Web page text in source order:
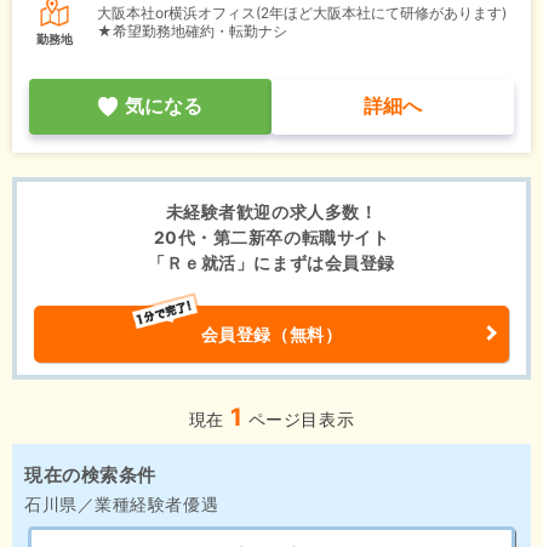
勤務地
大阪本社or横浜オフィス(2年ほど大阪本社にて研修があります)
★希望勤務地確約・転勤ナシ
気になる 詳細へ
未経験者歓迎の求人多数！
20代・第二新卒の転職サイト
「Ｒｅ就活」にまずは会員登録
会員登録（無料）
現在 1 ページ目表示
現在の検索条件
石川県／業種経験者優遇